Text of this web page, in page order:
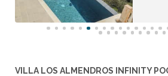
VILLA LOS ALMENDROS INFINITY